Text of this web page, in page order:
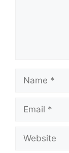
Name
Email
Website